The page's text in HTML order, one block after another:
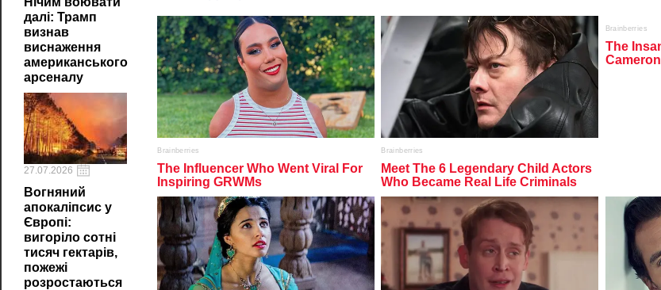
далі: Трамп
визнав
виснаження
американського
арсеналу
27.07.2026
Вогняний
апокаліпсис у
Європі:
вигоріло сотні
тисяч гектарів,
пожежі
розростаються